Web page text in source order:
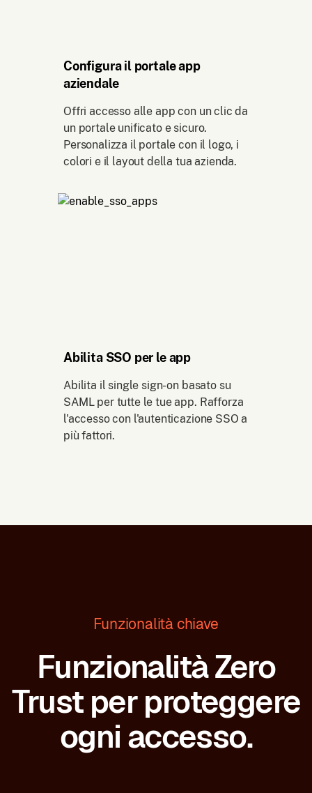
Configura il portale app
aziendale
Offri accesso alle app con un clic da
un portale unificato e sicuro.
Personalizza il portale con il logo, i
colori e il layout della tua azienda.
Abilita SSO per le app
Abilita il single sign-on basato su
SAML per tutte le tue app. Rafforza
l'accesso con l'autenticazione SSO a
più fattori.
Funzionalità chiave
Funzionalità Zero
Trust per proteggere
ogni accesso.